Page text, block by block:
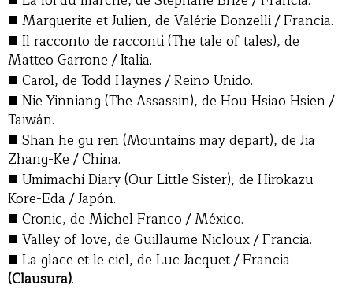
■ Marguerite et Julien, de Valérie Donzelli / Francia.
■ Il racconto de racconti (The tale of tales), de
Matteo Garrone / Italia.
■ Carol, de Todd Haynes / Reino Unido.
■ Nie Yinniang (The Assassin), de Hou Hsiao Hsien /
Taiwán.
■ Shan he gu ren (Mountains may depart), de Jia
Zhang-Ke / China.
■ Umimachi Diary (Our Little Sister), de Hirokazu
Kore-Eda / Japón.
■ Cronic, de Michel Franco / México.
■ Valley of love, de Guillaume Nicloux / Francia.
■ La glace et le ciel, de Luc Jacquet / Francia
(Clausura).